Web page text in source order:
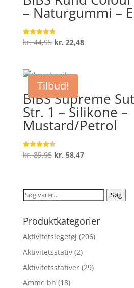
– Naturgummi –
Vurderet
4.7
kr.44,95 Den
var:
kr. 44,95.
kr. 22,48Den
Tilbud!
BIBS Supreme
Str. 1 – Silikone –
Mustard/Petrol
Vurderet
4.4
kr.89,95 Den
var:
kr. 89,95.
kr. 58,47Den
er:
kr. 58,47.
Søg
Søg
Produktkategorier
Aktivitetslegetøj (206)
Aktivitetsstativ (2)
Aktivitetsstativer (29)
Amme bh (18)